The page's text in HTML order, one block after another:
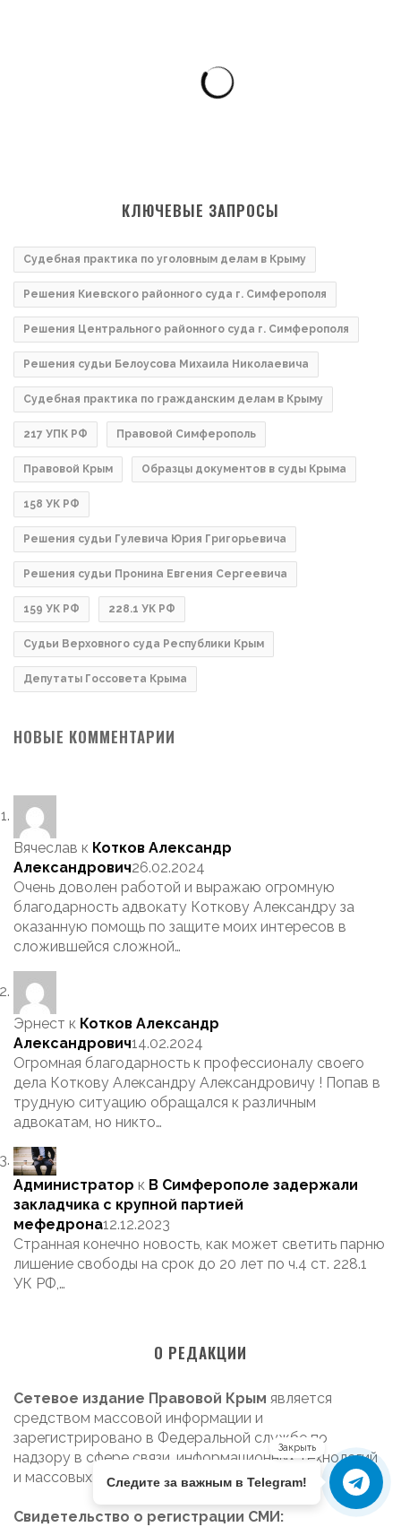
КЛЮЧЕВЫЕ ЗАПРОСЫ
Судебная практика по уголовным делам в Крыму
Решения Киевского районного суда г. Симферополя
Решения Центрального районного суда г. Симферополя
Решения судьи Белоусова Михаила Николаевича
Судебная практика по гражданским делам в Крыму
217 УПК РФ Правовой Симферополь
Правовой Крым Образцы документов в суды Крыма
158 УК РФ
Решения судьи Гулевича Юрия Григорьевича
Решения судьи Пронина Евгения Сергеевича
159 УК РФ 228.1 УК РФ
Судьи Верховного суда Республики Крым
Депутаты Госсовета Крыма
НОВЫЕ КОММЕНТАРИИ
Вячеслав к Котков Александр
Александрович26.02.2024
Очень доволен работой и выражаю огромную
благодарность адвокату Коткову Александру за
оказанную помощь по защите моих интересов в
сложившейся сложной…
Эрнест к Котков Александр
Александрович14.02.2024
Огромная благодарность к профессионалу своего
дела Коткову Александру Александровичу ! Попав в
трудную ситуацию обращался к различным
адвокатам, но никто…
Администратор к В Симферополе задержали
закладчика с крупной партией
мефедрона12.12.2023
Странная конечно новость, как может светить парню
лишение свободы на срок до 20 лет по ч.4 ст. 228.1
УК РФ,…
О РЕДАКЦИИ
Сетевое издание Правовой Крым является
средством массовой информации и
зарегистрировано в Федеральной службе по
надзору в сфере связи, информационных технологий
и массовых коммуникаций
Свидетельство о регистрации СМИ:
Закрыть
Следите за важным в Telegram!